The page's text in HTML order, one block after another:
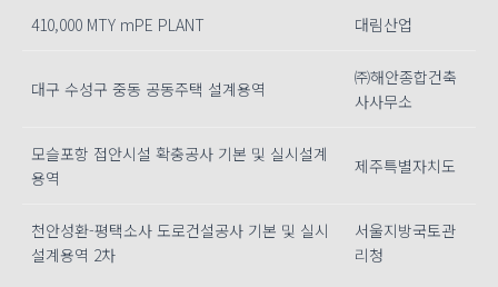
410,000 MTY mPE PLANT 대림산업
대구 수성구 중동 공동주택 설계용역
㈜해안종합건축
사사무소
모슬포항 접안시설 확충공사 기본 및 실시설계
용역
제주특별자치도
천안성환-평택소사 도로건설공사 기본 및 실시
설계용역 2차
서울지방국토관
리청